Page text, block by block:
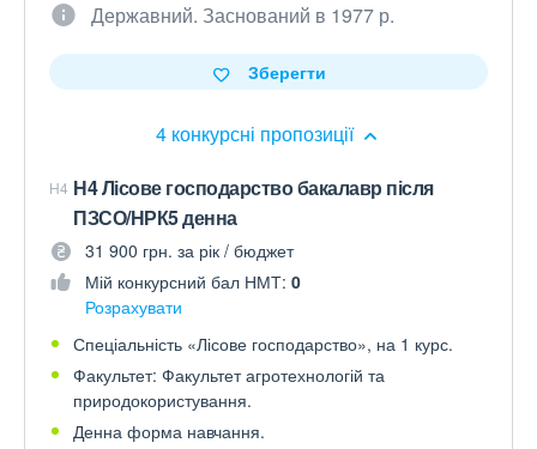
Державний. Заснований в 1977 р.
4 конкурсні пропозиції
Зберегти
H4 Н4 Лісове господарство бакалавр після
ПЗСО/НРК5 денна
31 900 грн. за рік / бюджет
Мій конкурсний бал НМТ: 0
Розрахувати
Спеціальність «Лісове господарство», на 1 курс.
Факультет: Факультет агротехнологій та
природокористування.
Денна форма навчання.